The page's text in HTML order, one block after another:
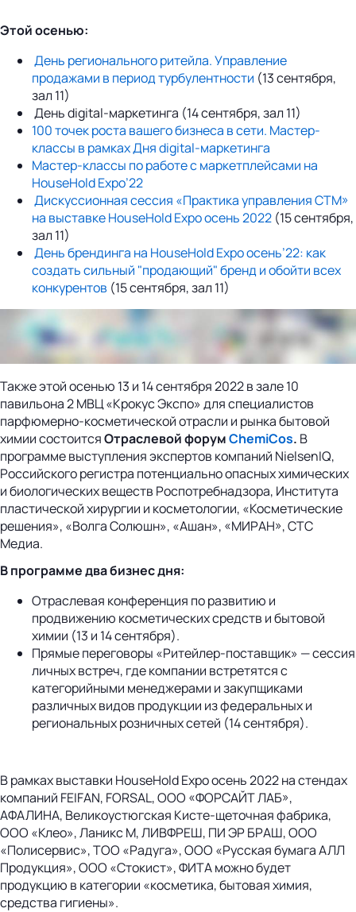
Этой осенью:
День регионального ритейла. Управление
продажами в период турбулентности (13 сентября,
зал 11)
День digital-маркетинга (14 сентября, зал 11)
100 точек роста вашего бизнеса в сети. Мастер-
классы в рамках Дня digital-маркетинга
Мастер-классы по работе с маркетплейсами на
HouseHold Expo’22
Дискуссионная сессия «Практика управления СТМ»
на выставке HouseHold Expo осень 2022 (15 сентября,
зал 11)
День брендинга на HouseHold Expo осень’22: как
создать сильный "продающий" бренд и обойти всех
конкурентов (15 сентября, зал 11)
Также этой осенью 13 и 14 сентября 2022 в зале 10
павильона 2 МВЦ «Крокус Экспо» для специалистов
парфюмерно-косметической отрасли и рынка бытовой
химии состоитсяОтраслевой форумChemiCos. В
программе выступления экспертов компаний NielsenIQ,
Российского регистра потенциально опасных химических
и биологических веществ Роспотребнадзора, Института
пластической хирургии и косметологии, «Косметические
решения», «Волга Солюшн», «Ашан», «МИРАН», СТС
Медиа.
В программе два бизнес дня:
Отраслевая конференция по развитию и
продвижению косметических средств и бытовой
химии (13 и 14 сентября).
Прямые переговоры «Ритейлер-поставщик» — сессия
личных встреч, где компании встретятся с
категорийными менеджерами и закупщиками
различных видов продукции из федеральных и
региональных розничных сетей (14 сентября).
В рамках выставки HouseHold Expo осень 2022 на стендах
компаний FEIFAN, FORSAL, ООО «ФОРСАЙТ ЛАБ»,
АФАЛИНА, Великоустюгская Кисте-щеточная фабрика,
ООО «Клео», Ланикс М, ЛИВФРЕШ, ПИ ЭР БРАШ, ООО
«Полисервис», ТОО «Радуга», ООО «Русская бумага АЛЛ
Продукция», ООО «Стокист», ФИТА можно будет
продукцию в категории «косметика, бытовая химия,
средства гигиены».